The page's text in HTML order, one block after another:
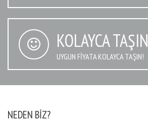
KOLAYCA TAŞIN
UYGUN FIYATA KOLAYCA TAŞIN!
NEDEN BIZ?